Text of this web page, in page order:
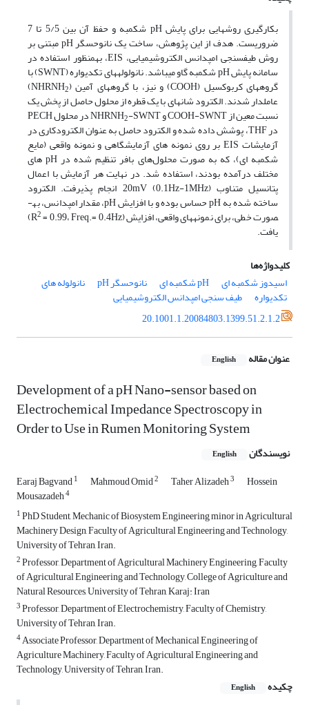
بکارگیری روش­هایی برای پایش pH شکمبه و حفظ آن بین 5/5 تا 7
ضروریست. هدف از این پژوهش، ساخت یک نانوحسگر pH مبتنی بر
روش طیف­سنجی امپدانس الکتروشیمیایی، EIS، به­منظور استفاده در
سامانه پایش pH شکمبه گاو می­باشد. نانولوله­های تک­دیواره (SWNT) با
گروه­های کربوکسیل (COOH) و نیز، با گروه­های آمین (NHRNH 2
)
عامل­دار شدند. الکترود شانه­ای با یک قطره از محلول حاصل از پخش یک
نسبت معین از COOH-SWNT و NHRNH 2 -SWNT در محلول PECH
در THF، پوشش داده شده و الکترود حاصل به عنوان الکترودکاری در
آزمایشات EIS بر روی نمونه های آزمایشگاهی و نمونه واقعی (مایع
شکمبه ای)، که به صورت محلول‌های بافر تنظیم شده در pH های
مختلف درآمده بودند، استفاده شد. در نهایت هر آزمایش با اعمال
پتانسیل متناوب 20mV (0.1Hz-1MHz) انجام پذیرفت. الکترود
ساخته شده به pH حساس بوده و با افزایش pH، مقدار امپدانس، به­
صورت خطی، برای نمونه­های واقعی، افزایش (R 2 = 0.99، Freq.= 0.4Hz)
یافت.
کلیدواژه‌ها
اسیدوز شکمبه ای
pH شکمبه ای نانوحسگر pH نانولوله های
تکدیواره
طیف سنجی امپدانس الکتروشیمیایی
20.1001.1.20084803.1399.51.2.1.2
عنوان مقاله English
Development of a pH Nano-sensor based on
Electrochemical Impedance Spectroscopy in
Order to Use in Rumen Monitoring System
نویسندگان English
Earaj Bagvand1 Mahmoud Omid2 Taher Alizadeh3 Hossein
Mousazadeh4
1PhD Student, Mechanic of Biosystem Engineering minor in Agricultural
Machinery Design, Faculty of Agricultural Engineering and Technology,
University of Tehran, Iran.
2Professor, Department of Agricultural Machinery Engineering, Faculty
of Agricultural Engineering and Technology, College of Agriculture and
Natural Resources, University of Tehran, Karaj: Iran
3Professor, Department of Electrochemistry, Faculty of Chemistry,
University of Tehran, Iran.
4Associate Professor, Department of Mechanical Engineering of
Agriculture Machinery, Faculty of Agricultural Engineering and
Technology, University of Tehran, Iran.
چکیده
English